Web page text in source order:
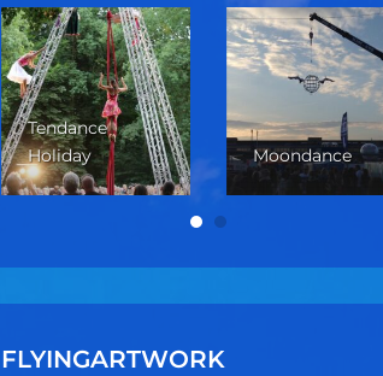
Tendance
Holiday
Moondance
FLYINGARTWORK